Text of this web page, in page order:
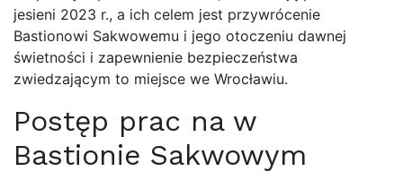
jesieni 2023 r., a ich celem jest przywrócenie
Bastionowi Sakwowemu i jego otoczeniu dawnej
świetności i zapewnienie bezpieczeństwa
zwiedzającym to miejsce we Wrocławiu.
Postęp prac na w
Bastionie Sakwowym